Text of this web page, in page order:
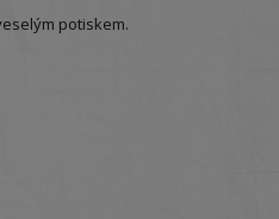
potiskem.